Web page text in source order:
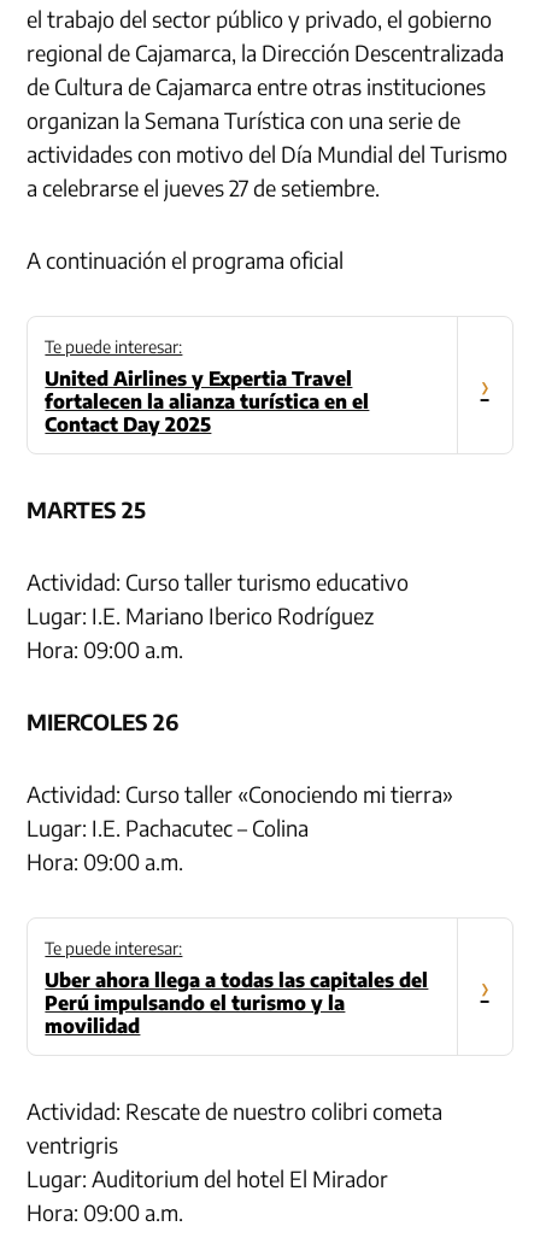
el trabajo del sector público y privado, el gobierno
regional de Cajamarca, la Dirección Descentralizada
de Cultura de Cajamarca entre otras instituciones
organizan la Semana Turística con una serie de
actividades con motivo del Día Mundial del Turismo
a celebrarse el jueves 27 de setiembre.
A continuación el programa oficial
Te puede interesar:
United Airlines y Expertia Travel
fortalecen la alianza turística en el
Contact Day 2025
›
MARTES 25
Actividad: Curso taller turismo educativo
Lugar: I.E. Mariano Iberico Rodríguez
Hora: 09:00 a.m.
MIERCOLES 26
Actividad: Curso taller «Conociendo mi tierra»
Lugar: I.E. Pachacutec – Colina
Hora: 09:00 a.m.
Te puede interesar:
Uber ahora llega a todas las capitales del
Perú impulsando el turismo y la
movilidad
›
Actividad: Rescate de nuestro colibri cometa
ventrigris
Lugar: Auditorium del hotel El Mirador
Hora: 09:00 a.m.